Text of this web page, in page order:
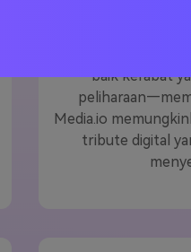
Beberapa
—baik kerabat
Media.io
tribute digital